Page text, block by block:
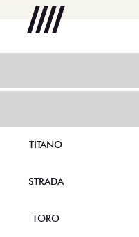
TITANO
STRADA
TORO